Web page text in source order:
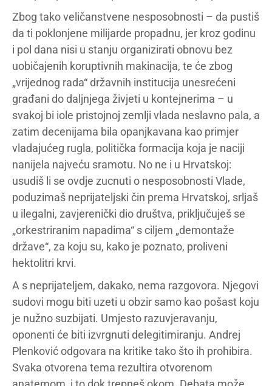
Zbog tako veličanstvene nesposobnosti – da pustiš
da ti poklonjene milijarde propadnu, jer kroz godinu
i pol dana nisi u stanju organizirati obnovu bez
uobičajenih koruptivnih makinacija, te će zbog
„vrijednog rada“ državnih institucija unesrećeni
građani do daljnjega živjeti u kontejnerima – u
svakoj bi iole pristojnoj zemlji vlada neslavno pala, a
zatim decenijama bila opanjkavana kao primjer
vladajućeg rugla, politička formacija koja je naciji
nanijela najveću sramotu. No ne i u Hrvatskoj:
usudiš li se ovdje zucnuti o nesposobnosti Vlade,
poduzimaš neprijateljski čin prema Hrvatskoj, srljaš
u ilegalni, zavjerenički dio društva, priključuješ se
„orkestriranim napadima“ s ciljem „demontaže
države“, za koju su, kako je poznato, proliveni
hektolitri krvi.
A s neprijateljem, dakako, nema razgovora. Njegovi
sudovi mogu biti uzeti u obzir samo kao pošast koju
je nužno suzbijati. Umjesto razuvjeravanju,
oponenti će biti izvrgnuti delegitimiranju. Andrej
Plenković odgovara na kritike tako što ih prohibira.
Svaka otvorena tema rezultira otvorenom